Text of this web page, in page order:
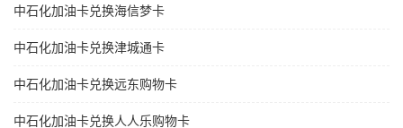
中石化加油卡兑换海信梦卡
中石化加油卡兑换津城通卡
中石化加油卡兑换远东购物卡
中石化加油卡兑换人人乐购物卡